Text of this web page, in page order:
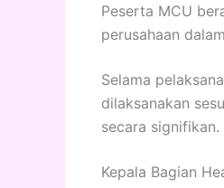
Peserta MCU
perusahaan
Selama
dilaksanakan
secara signifikan.
Kepala Bagian